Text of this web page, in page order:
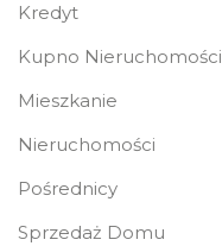
Kredyt
Kupno Nieruchomości
Mieszkanie
Nieruchomości
Pośrednicy
Sprzedaż Domu